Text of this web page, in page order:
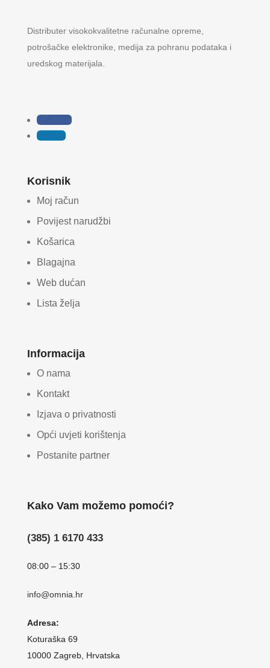
Distributer visokokvalitetne računalne opreme,
potrošačke elektronike, medija za pohranu podataka i
uredskog materijala.
Follow
Follow
Korisnik
Moj račun
Povijest narudžbi
Košarica
Blagajna
Web dućan
Lista želja
Informacija
O nama
Kontakt
Izjava o privatnosti
Opći uvjeti korištenja
Postanite partner
Kako Vam možemo pomoći?
(385) 1 6170 433
08:00 – 15:30
info@omnia.hr
Adresa:
Koturaška 69
10000 Zagreb, Hrvatska